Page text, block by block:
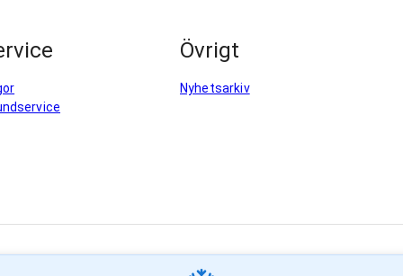
Övrigt
Nyhetsarkiv